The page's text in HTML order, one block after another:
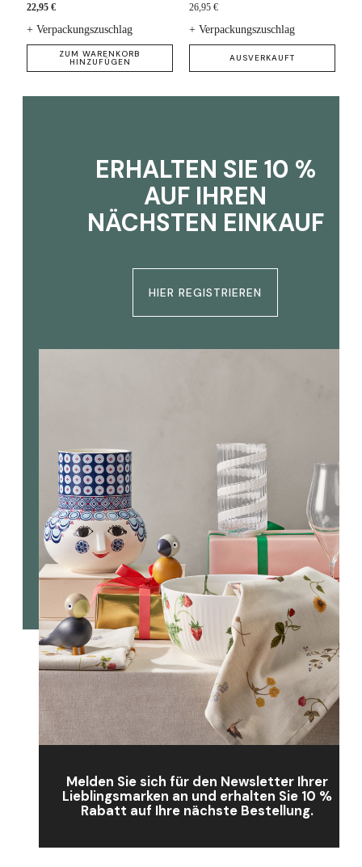
22,95 €
+ Verpackungszuschlag
ZUM WARENKORB
HINZUFÜGEN
26,95 €
+ Verpackungszuschlag
AUSVERKAUFT
ERHALTEN SIE 10 %
AUF IHREN
NÄCHSTEN EINKAUF
HIER REGISTRIEREN
Melden Sie sich für den Newsletter Ihrer
Lieblingsmarken an und erhalten Sie 10 %
Rabatt auf Ihre nächste Bestellung.